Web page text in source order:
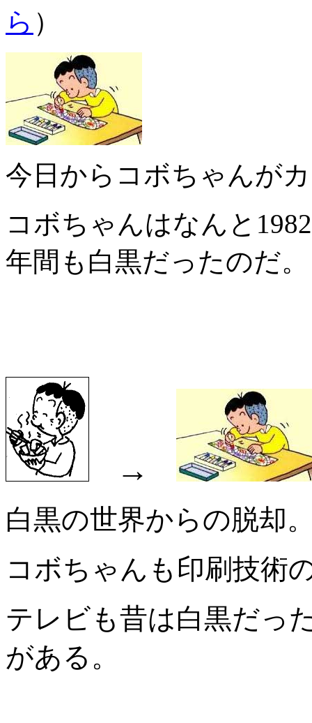
ら ）
今日からコボちゃんが
コボちゃんはなんと
年間も白黒だったのだ。
→
白黒の世界からの脱却
コボちゃんも印刷技術
テレビも昔は白黒だっ
がある。